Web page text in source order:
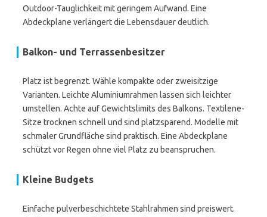
Outdoor-Tauglichkeit mit geringem Aufwand. Eine
Abdeckplane verlängert die Lebensdauer deutlich.
Balkon- und Terrassenbesitzer
Platz ist begrenzt. Wähle kompakte oder zweisitzige
Varianten. Leichte Aluminiumrahmen lassen sich leichter
umstellen. Achte auf Gewichtslimits des Balkons. Textilene-
Sitze trocknen schnell und sind platzsparend. Modelle mit
schmaler Grundfläche sind praktisch. Eine Abdeckplane
schützt vor Regen ohne viel Platz zu beanspruchen.
Kleine Budgets
Einfache pulverbeschichtete Stahlrahmen sind preiswert.